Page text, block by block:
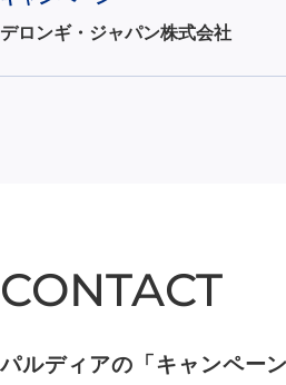
デロンギ・ジャパン株式会社
CONTACT
CONTACT
パルディアの「キャンペー